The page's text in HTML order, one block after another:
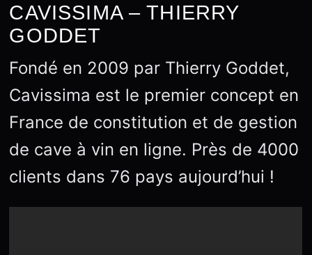
CAVISSIMA – THIERRY
GODDET
Fondé en 2009 par Thierry Goddet,
Cavissima est le premier concept en
France de constitution et de gestion
de cave à vin en ligne. Près de 4000
clients dans 76 pays aujourd’hui !